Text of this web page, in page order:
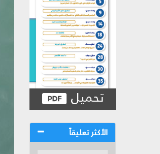
تحميل
الأكثر تعليقاً